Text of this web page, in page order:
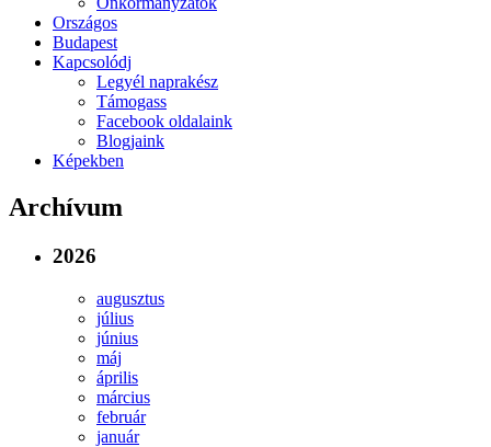
Országos
Budapest
Kapcsolódj
Legyél naprakész
Támogass
Facebook oldalaink
Blogjaink
Képekben
Archívum
2026
augusztus
július
június
máj
április
március
február
január